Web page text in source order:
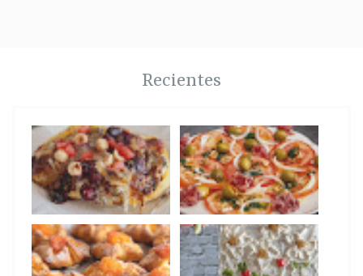
Recientes